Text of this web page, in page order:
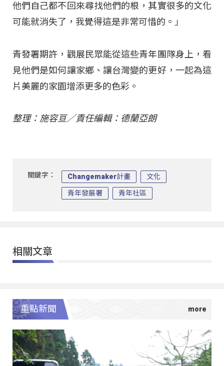
他們自己都不回來尋找他們的根，其實很多的文化
可能就消失了，我覺得這是非常可惜的。」
青發署期許，觀展民眾能從這些青年團隊身上，看
見他們是如何讓家鄉、讓台灣變的更好，一起為這
片美麗的家園增添更多的色彩。
整理：施容亘／責任編輯：德蘭亞朗
關鍵字： Changemaker計畫 文化
青年發展署 青年社區
相關文章
重點新聞